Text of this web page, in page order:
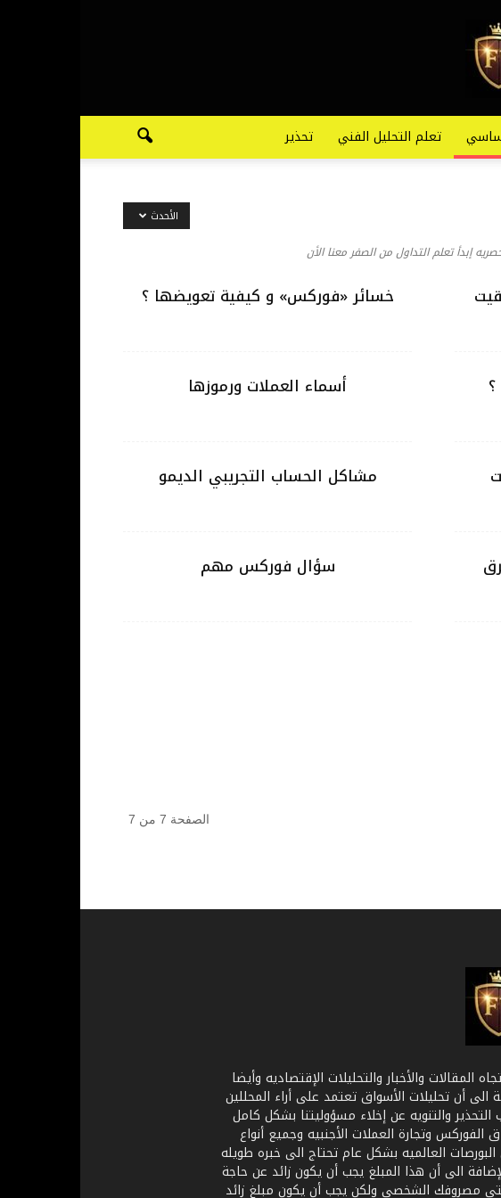
تعلم التحليل الفني تحذير
إبدأ تعلم التداول من الصفر معنا الأن
الأحدث
خسائر «فوركس» و كيفية تعويضها ؟
أسماء العملات ورموزها
مشاكل الحساب التجريبي الديمو
سؤال فوركس مهم
الصفحة 7 من 7
والأخبار والتحليلات الإقتصاديه وأيضا
أن تحليلات الأسواق تعتمد على أراء المحللين
والتنويه عن إخلاء مسؤوليتنا بشكل كامل
وتجارة العملات الأجنبيه وجميع أنواع
العالميه بشكل عام تحتاج الى خبره طويله
الى أن هذا المبلغ يجب أن يكون زائد عن حاجة
حتى مصروفك الشخصي ولكن يجب أن يكون مبلغ زائد